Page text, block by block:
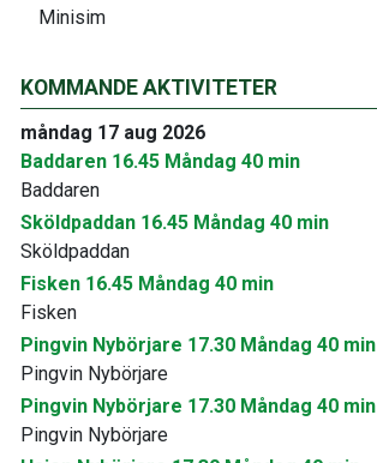
Minisim
KOMMANDE AKTIVITETER
måndag 17 aug 2026
Baddaren 16.45 Måndag 40 min
Baddaren
Sköldpaddan 16.45 Måndag 40 min
Sköldpaddan
Fisken 16.45 Måndag 40 min
Fisken
Pingvin Nybörjare 17.30 Måndag 40 min
Pingvin Nybörjare
Pingvin Nybörjare 17.30 Måndag 40 min
Pingvin Nybörjare